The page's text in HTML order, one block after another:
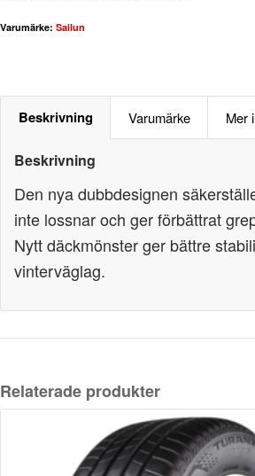
Varumärke: Sailun
Beskrivning Varumärke Mer
Beskrivning
Den nya dubbdesignen
inte lossnar och ger förbättrat
Nytt däckmönster ger bättre
vinterväglag.
Relaterade produkter